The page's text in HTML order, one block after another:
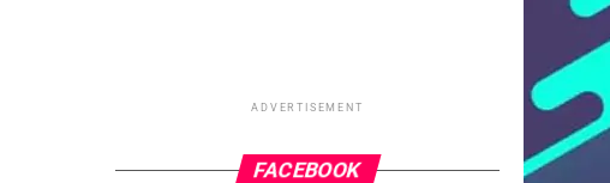
ADVERTISEMENT
FACEBOOK